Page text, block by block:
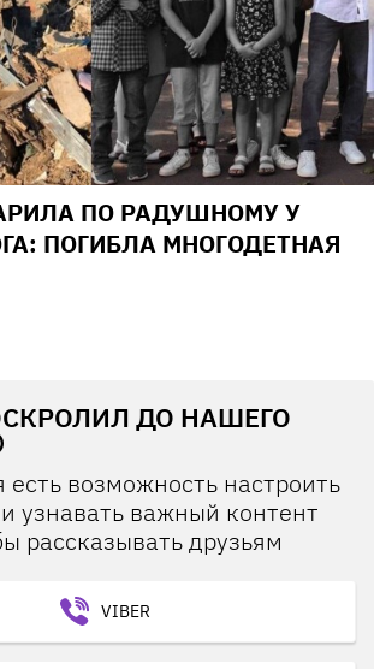
ПО РАДУШНОМУ У
ПОГИБЛА МНОГОДЕТНАЯ
ДО НАШЕГО
есть возможность настроить
узнавать важный контент
рассказывать друзьям
VIBER